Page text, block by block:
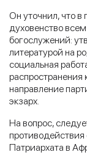
Он уточнил, что в
духовенство
богослужений:
литературой на
социальная
направление
экзарх.
На вопрос,
Патриархата в